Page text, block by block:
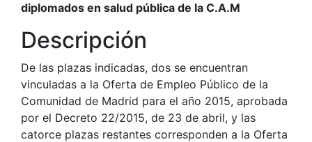
diplomados en salud pública de la C.A.M
Descripción
De las plazas indicadas, dos se encuentran
vinculadas a la Oferta de Empleo Público de la
Comunidad de Madrid para el año 2015, aprobada
por el Decreto 22/2015, de 23 de abril, y las
catorce plazas restantes corresponden a la Oferta